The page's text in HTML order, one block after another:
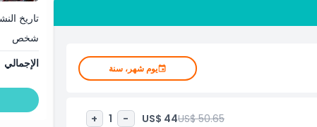
تخطو إلى دائرة الضوء بنفسك، مما يجعل هذه تجربة غامرة بالكامل
فإن متحف برودواي في ميدان التايمز أكثر من مجرد متحف؛
يوم شهر، سنة
US$ 50.65
US$ 44
-
1
+
تاريخ
شخص
الإجمالي